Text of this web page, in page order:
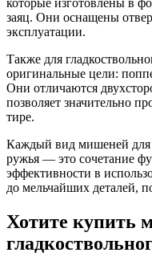
заяц. Они оснащены
эксплуатации.
Также для
оригинальные цели:
Они отличаются
позволяет значительно
тире.
Каждый вид мишеней для
ружья — это сочетание
эффективности в
до мельчайших деталей,
Хотите купить